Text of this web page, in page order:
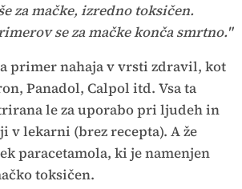
za mačke, izredno toksičen.
se za mačke konča smrtno."
primer nahaja v vrsti zdravil, kot
Panadol, Calpol itd. Vsa ta
le za uporabo pri ljudeh in
v lekarni (brez recepta). A že
paracetamola, ki je namenjen
toksičen.